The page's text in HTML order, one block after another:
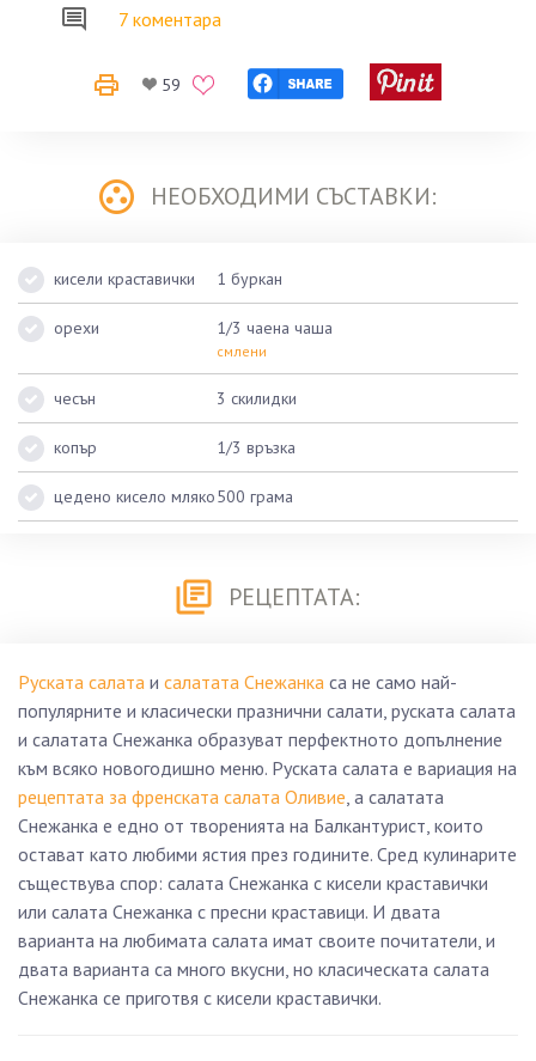
7 коментара
59
НЕОБХОДИМИ СЪСТАВКИ:
кисели краставички 1 буркан
орехи 1/3 чаена чаша
смлени
чесън 3 скилидки
копър 1/3 връзка
цедено кисело мляко500 грама
РЕЦЕПТАТА:
Руската салата и салатата Снежанка са не само най-
популярните и класически празнични салати, руската салата
и салатата Снежанка образуват перфектното допълнение
към всяко новогодишно меню. Руската салата е вариация на
рецептата за френската салата Оливие , а салатата
Снежанка е едно от творенията на Балкантурист, които
остават като любими ястия през годините. Сред кулинарите
съществува спор: салата Снежанка с кисели краставички
или салата Снежанка с пресни краставици. И двата
варианта на любимата салата имат своите почитатели, и
двата варианта са много вкусни, но класическата салата
Снежанка се приготвя с кисели краставички.